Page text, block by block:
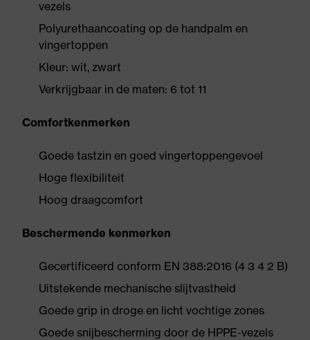
vezels
Polyurethaancoating op de handpalm en
vingertoppen
Kleur: wit, zwart
Verkrijgbaar in de maten: 6 tot 11
Comfortkenmerken
Goede tastzin en goed vingertoppengevoel
Hoge flexibiliteit
Hoog draagcomfort
Beschermende kenmerken
Gecertificeerd conform EN 388:2016 (4 3 4 2 B)
Uitstekende mechanische slijtvastheid
Goede grip in droge en licht vochtige zones
Goede snijbescherming door de HPPE-vezels